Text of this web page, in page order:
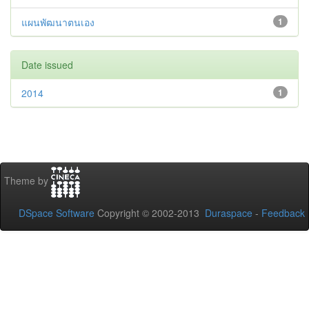
1
แผนพัฒนาตนเอง
Date issued
1
2014
Theme by
DSpace Software Copyright © 2002-2013 Duraspace - Feedback